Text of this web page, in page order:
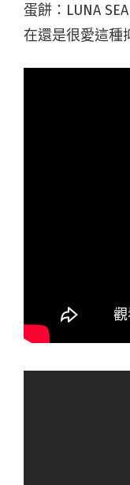
蛋餅：LUNA
在還是很愛這種